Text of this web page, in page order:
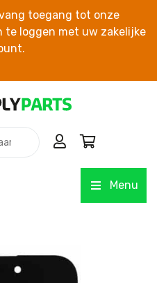
toegang tot onze
te loggen met uw zakelijke
Menu